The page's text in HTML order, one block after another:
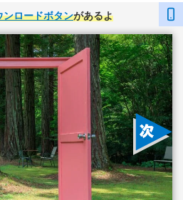
ンロードボタンがあるよ